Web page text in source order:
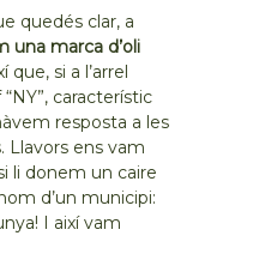
quedés clar, a
una marca d’oli
que, si a l’arrel
característic
resposta a les
Llavors ens vam
li donem un caire
d’un municipi:
I així vam